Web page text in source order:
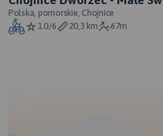
Polska, pomorskie, Chojnice
1.0/6
20,3 km 67m